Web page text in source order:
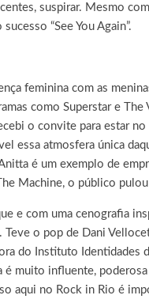
suspirar. Mesmo
“See You Again”.
feminina com as
como Superstar e
o convite para estar
essa atmosfera única
é um exemplo de
Machine, o público
e com uma cenografia
o pop de Dani
do Instituto
muito influente,
aqui no Rock in Rio é